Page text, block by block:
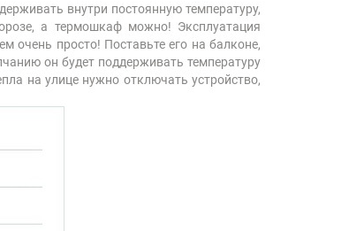
внутри постоянную температуру,
а термошкаф можно! Эксплуатация
очень просто! Поставьте его на балконе,
он будет поддерживать температуру
на улице нужно отключать устройство,